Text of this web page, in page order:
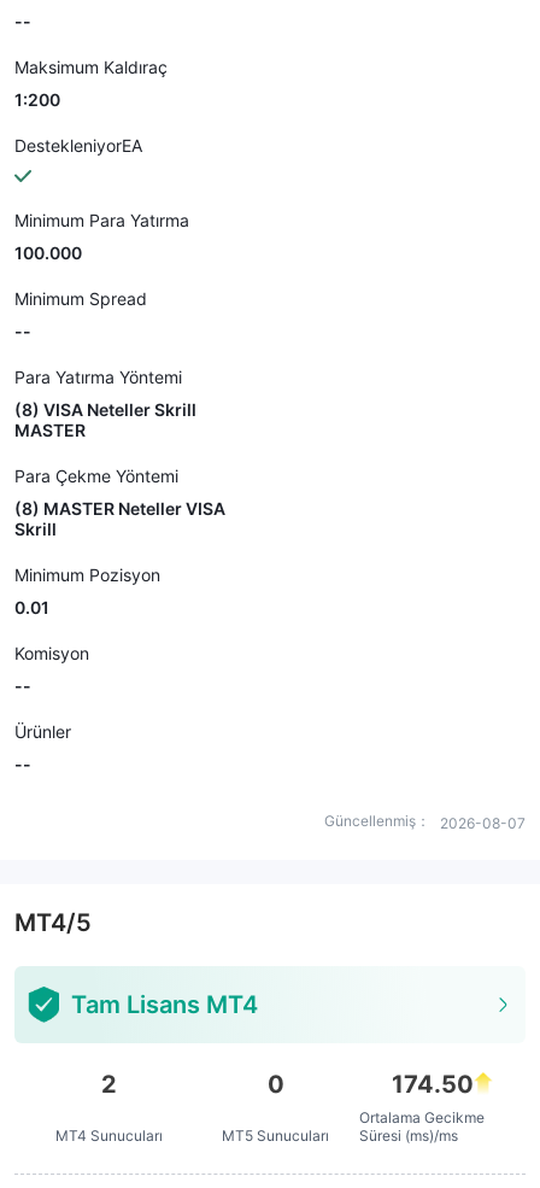
--
Maksimum Kaldıraç
1:200
DestekleniyorEA
Minimum Para Yatırma
100.000
Minimum Spread
--
Para Yatırma Yöntemi
(8) VISA Neteller Skrill
MASTER
Para Çekme Yöntemi
(8) MASTER Neteller VISA
Skrill
Minimum Pozisyon
0.01
Komisyon
--
Ürünler
--
Güncellenmiş： 2026-08-07
MT4/5
Tam Lisans MT4
2
MT4 Sunucuları
0
MT5 Sunucuları
174.50
Ortalama Gecikme
Süresi (ms)/ms